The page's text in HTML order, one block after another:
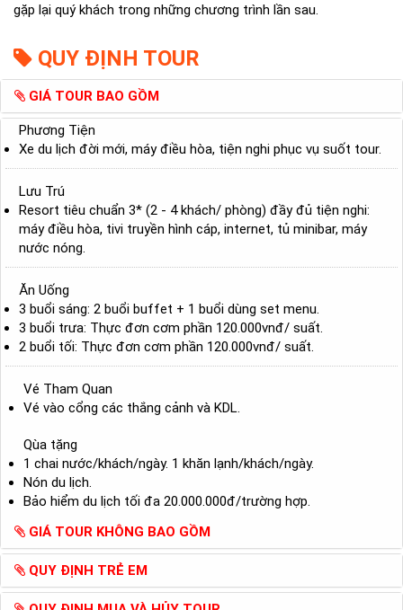
gặp lại quý khách trong những chương trình lần sau.
QUY ĐỊNH TOUR
GIÁ TOUR BAO GỒM
Phương Tiện
Xe du lịch đời mới, máy điều hòa, tiện nghi phục vụ suốt tour.
Lưu Trú
Resort tiêu chuẩn 3* (2 - 4 khách/ phòng) đầy đủ tiện nghi:
máy điều hòa, tivi truyền hình cáp, internet, tủ minibar, máy
nước nóng.
Ăn Uống
3 buổi sáng: 2 buổi buffet + 1 buổi dùng set menu.
3 buổi trưa: Thực đơn cơm phần 120.000vnđ/ suất.
2 buổi tối: Thực đơn cơm phần 120.000vnđ/ suất.
Vé Tham Quan
Vé vào cổng các thắng cảnh và KDL.
Qùa tặng
1 chai nước/khách/ngày. 1 khăn lạnh/khách/ngày.
Nón du lịch.
Bảo hiểm du lịch tối đa 20.000.000đ/trường hợp.
GIÁ TOUR KHÔNG BAO GỒM
QUY ĐỊNH TRẺ EM